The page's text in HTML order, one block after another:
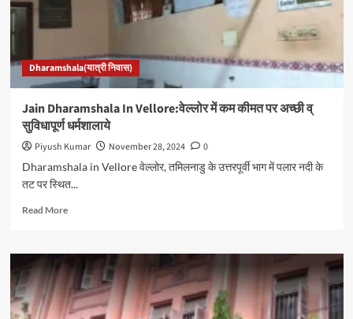
Dharamshala(यात्री निवास)
Jain Dharamshala In Vellore:वेल्लोर में कम कीमत पर अच्छी व्
सुविधापूर्ण धर्मशालाये
Piyush Kumar November 28, 2024
0
Dharamshala in Vellore वेल्लोर, तमिलनाडु के उत्तरपूर्वी भाग में पलार नदी के
तट पर स्थित...
Read MoreRead
Jain
Dharamshala
In
Vellore:वेल्लोर
में